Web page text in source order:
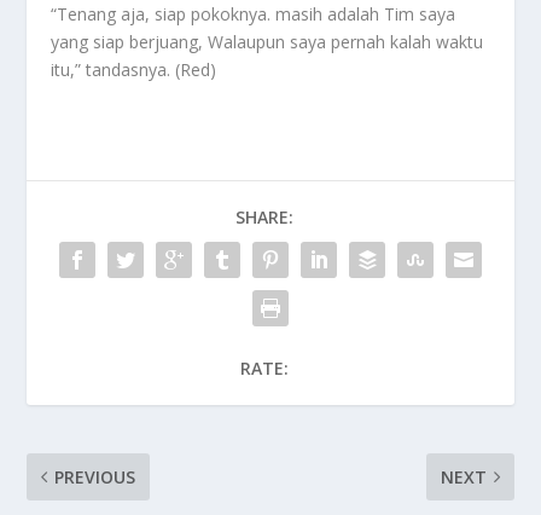
“Tenang aja, siap pokoknya. masih adalah Tim saya
yang siap berjuang, Walaupun saya pernah kalah waktu
itu,” tandasnya. (Red)
SHARE:
RATE:
PREVIOUS NEXT